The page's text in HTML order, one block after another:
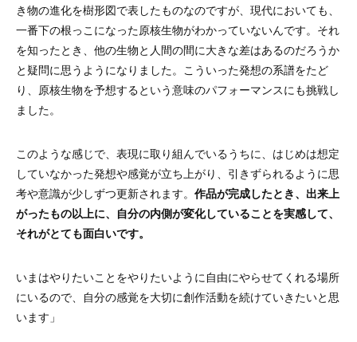
き物の進化を樹形図で表したものなのですが、現代においても、
一番下の根っこになった原核生物がわかっていないんです。それ
を知ったとき、他の生物と人間の間に大きな差はあるのだろうか
と疑問に思うようになりました。こういった発想の系譜をたど
り、原核生物を予想するという意味のパフォーマンスにも挑戦し
ました。
このような感じで、表現に取り組んでいるうちに、はじめは想定
していなかった発想や感覚が立ち上がり、引きずられるように思
考や意識が少しずつ更新されます。 作品が完成したとき、出来上
がったもの以上に、自分の内側が変化していることを実感して、
それがとても面白いです。
いま はやりたいことをやりたいように自由にやらせてくれる場所
にいるので、自分の感覚を大切に創作活動を続けていきたいと思
います」